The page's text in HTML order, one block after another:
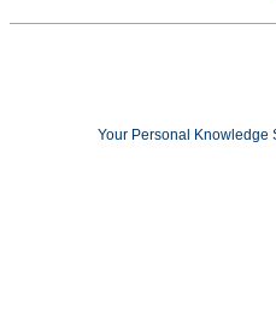
Your Personal